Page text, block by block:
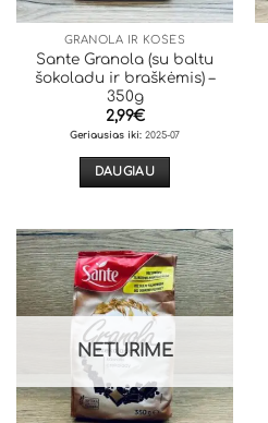
GRANOLA IR KOŠĖS
Sante Granola (su baltu
šokoladu ir braškėmis) –
350g
2,99€
Geriausias iki: 2025-07
DAUGIAU
NETURIME